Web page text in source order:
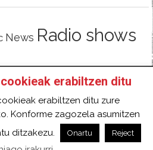
News Radio shows
DE 97FM IRRATIA
CONTACT LOGIN
guztiak Creative Commons
Baimen baten mende
erabiltzen ditu
erabiltzen ditu zure
Konforme zagozela asumitzen
ditzakezu.
Onartu Reject